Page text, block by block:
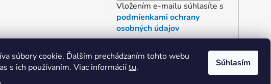
súbory cookie. Ďalším prechádzaním tohto webu
s ich používaním. Viac informáciítu. Súhlasím
Vložením e-mailu súhlasíte s
podmienkami ochrany
osobných údajov
PRIHLÁSIŤ SA